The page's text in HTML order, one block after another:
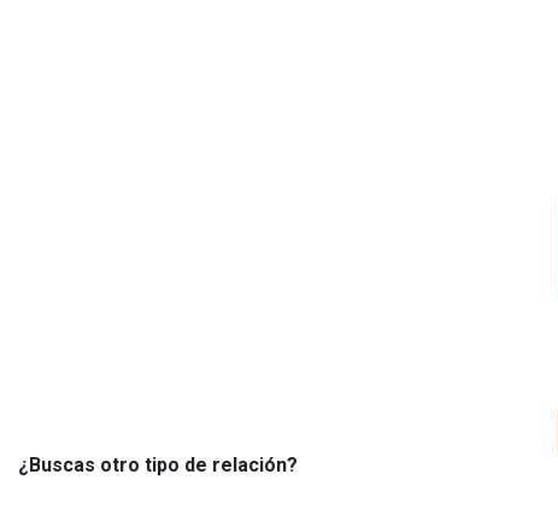
¿Buscas otro tipo de relación?